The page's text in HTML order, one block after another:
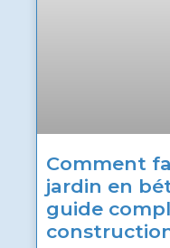
Comment
jardin en
guide